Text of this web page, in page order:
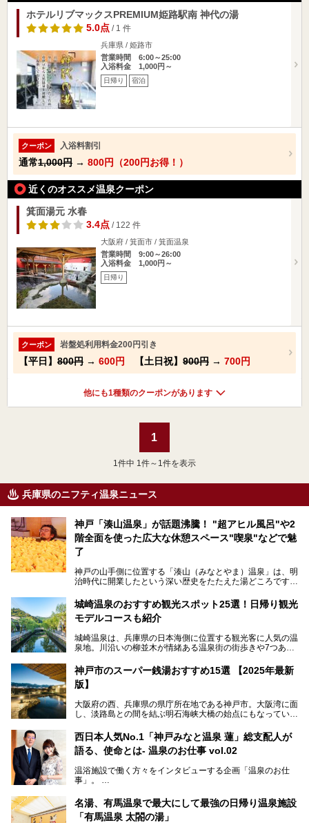
ホテルリブマックスPREMIUM姫路駅南 神代の湯
5.0点/ 1 件
兵庫県 / 姫路市
営業時間 6:00～25:00
入浴料金 1,000円～
日帰り 宿泊
クーポン 入浴料割引
通常1,000円 → 800円（200円お得！）
近くのオススメ温泉クーポン
箕面湯元 水春
3.4点/ 122 件
大阪府 / 箕面市 / 箕面温泉
営業時間 9:00～26:00
入浴料金 1,000円～
日帰り
クーポン 岩盤処利用料金200円引き
【平日】 800円 → 600円 【土日祝】 900円 → 700円
他にも1種類のクーポンがあります
1
1 件中 1件～1件を表示
兵庫県のニフティ温泉ニュース
神戸「湊山温泉」が話題沸騰！ "超アヒル風呂"や2
階全面を使った広大な休憩スペース"喫泉"などで魅
了
神戸の山手側に位置する「湊山（みなとやま）温泉」は、明
治時代に開業したという深い歴史をたたえた湯どころです。
っぱいに浮かぶアヒルちゃん。さらに、ゆったりくつろげて
コワーキングも可能な休憩スペースも人気に。斬新な企画や
設備で人々をアッと驚かせる湊山温泉の魅力をリポートしま
城崎温泉のおすすめ観光スポット25選！日帰り観光
モデルコースも紹介
城崎温泉は、兵庫県の日本海側に位置する観光客に人気の温
泉地。川沿いの柳並木が情緒ある温泉街の街歩きや7つある
られています。鉄道の駅から温泉街が近く、歩いて回るのに
ちょうどよい規模で、日帰りでの訪問にもおすすめです。
の観光スポットをピックアップ。温泉やご当地グルメなどを
盛り込んだ日帰り観光モデルコースも紹介しているので、ぜ
神戸市のスーパー銭湯おすすめ15選 【2025年最新
版】
大阪府の西、兵庫県の県庁所在地である神戸市。大阪湾に面
し、淡路島との間を結ぶ明石海峡大橋の始点にもなっていま
華街をはじめ、きらびやかに発展したハーバーランドなど、
人気観光スポットもめじろ押しです。
そして、温泉好きの視点から見ると、神戸市といえば何とい
湯です。そのお湯をリーズナブルに体験できる健康ランドや
スーパー銭湯があったら……。今回はそんな希望に沿う施設
きます！
西日本人気No.1「神戸みなと温泉 蓮」総支配人が
語る、使命とは- 温泉のお仕事 vol.02
温浴施設で働く方々をインタビューする企画「温泉のお仕
事」。
ング西日本1位、2年連続「ベストオブ宿泊賞」に輝いた
「神戸みなと温泉 蓮」の魅力に迫りました！
名湯、有馬温泉で最大にして最強の日帰り温泉施設
「有馬温泉 太閤の湯」